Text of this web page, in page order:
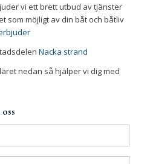
vi ett brett utbud av tjänster
som möjligt av din båt och båtliv
Nacka strand
nedan så hjälper vi dig med